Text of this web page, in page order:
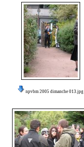
npvbm 2005 dimanche 013.jpg